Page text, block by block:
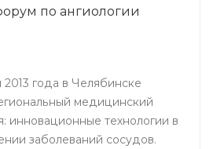
по ангиологии
года в Челябинске
медицинский
инновационные технологии в
заболеваний сосудов.